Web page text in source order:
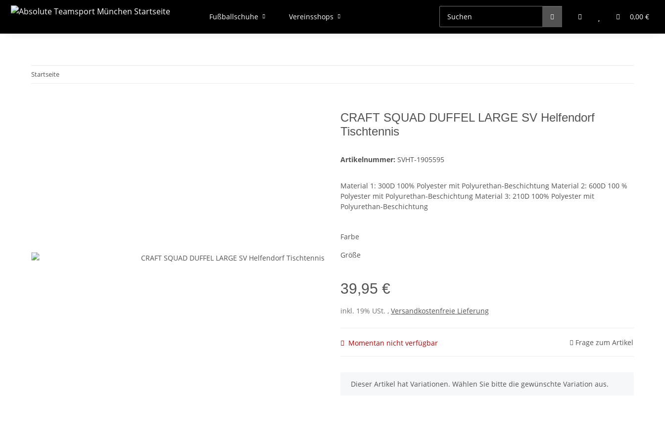
0,00 €
Fußballschuhe Vereinsshops
Startseite
CRAFT SQUAD DUFFEL LARGE SV Helfendorf
Tischtennis
Artikelnummer: SVHT-1905595
Material 1: 300D 100% Polyester mit Polyurethan-Beschichtung Material 2: 600D 100 %
Polyester mit Polyurethan-Beschichtung Material 3: 210D 100% Polyester mit
Polyurethan-Beschichtung
Farbe
Größe
39,95 €
inkl. 19% USt. , Versandkostenfreie Lieferung
Momentan nicht verfügbar Frage zum Artikel
x
Dieser Artikel hat Variationen. Wählen Sie bitte die gewünschte Variation aus.